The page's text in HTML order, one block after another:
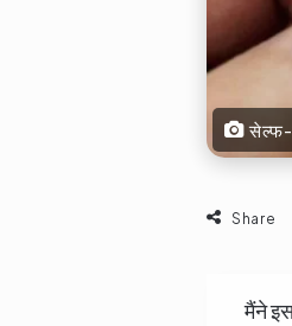
सेल्फ-
Share
मैंने